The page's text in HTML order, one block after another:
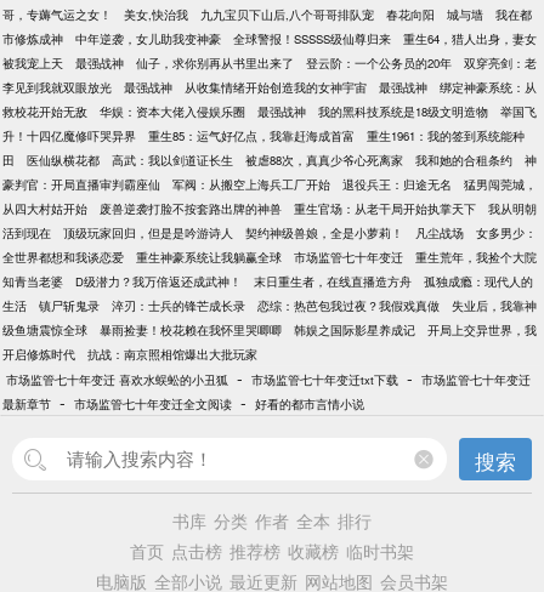
哥，专薅气运之女！
美女,快治我 九九宝贝下山后,八个哥哥排队宠 春花向阳 城与墙
我在都
市修炼成神
中年逆袭，女儿助我变神豪 全球警报！SSSSS级仙尊归来
重生64，猎人出身，妻女
被我宠上天
最强战神 仙子，求你别再从书里出来了 登云阶：一个公务员的20年
双穿亮剑：老
李见到我就双眼放光
最强战神 从收集情绪开始创造我的女神宇宙 最强战神
绑定神豪系统：从
救校花开始无敌
华娱：资本大佬入侵娱乐圈 最强战神 我的黑科技系统是18级文明造物
举国飞
升！十四亿魔修吓哭异界
重生85：运气好亿点，我靠赶海成首富
重生1961：我的签到系统能种
田
医仙纵横花都 高武：我以剑道证长生 被虐88次，真真少爷心死离家 我和她的合租条约
神
豪判官：开局直播审判霸座仙
军阀：从搬空上海兵工厂开始 退役兵王：归途无名
猛男闯莞城，
从四大村姑开始
废兽逆袭打脸不按套路出牌的神兽 重生官场：从老干局开始执掌天下
我从明朝
活到现在
顶级玩家回归，但是是吟游诗人 契约神级兽娘，全是小萝莉！ 凡尘战场
女多男少：
全世界都想和我谈恋爱
重生神豪系统让我躺赢全球 市场监管七十年变迁
重生荒年，我捡个大院
知青当老婆
D级潜力？我万倍返还成武神！ 末日重生者，在线直播造方舟
孤独成瘾：现代人的
生活
镇尸斩鬼录 淬刃：士兵的锋芒成长录 恋综：热芭包我过夜？我假戏真做
失业后，我靠神
级鱼塘震惊全球
暴雨捡妻！校花赖在我怀里哭唧唧 韩娱之国际影星养成记
开局上交异世界，我
开启修炼时代
抗战：南京照相馆爆出大批玩家
市场监管七十年变迁 喜欢水蜈蚣的小丑狐 - 市场监管七十年变迁txt下载 - 市场监管七十年变迁
最新章节 - 市场监管七十年变迁全文阅读 - 好看的都市言情小说
搜索
书库 分类 作者 全本 排行
首页 点击榜 推荐榜 收藏榜 临时书架
电脑版 全部小说 最近更新 网站地图 会员书架